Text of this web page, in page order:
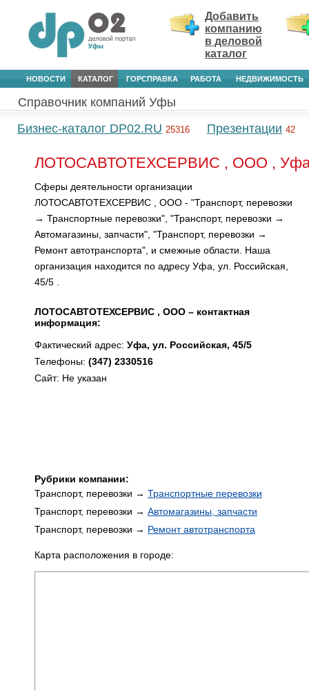
Добавить
компанию
в деловой
каталог
НОВОСТИ КАТАЛОГ ГОРСПРАВКА РАБОТА НЕДВИЖИМОСТЬ
Справочник компаний Уфы
Бизнес-каталог DP02.RU 25316 Презентации 42
ЛОТОСАВТОТЕХСЕРВИС , ООО ,
Сферы деятельности организации
ЛОТОСАВТОТЕХСЕРВИС , ООО - "Транспорт, перевозки
→ Транспортные перевозки", "Транспорт, перевозки →
Автомагазины, запчасти", "Транспорт, перевозки →
Ремонт автотранспорта", и смежные области. Наша
организация находится по адресу Уфа, ул. Российская,
45/5 .
ЛОТОСАВТОТЕХСЕРВИС , ООО – контактная
информация:
Фактический адрес: Уфа, ул. Российская, 45/5
Телефоны: (347) 2330516
Сайт: Не указан
Рубрики компании:
Транспорт, перевозки → Транспортные перевозки
Транспорт, перевозки → Автомагазины, запчасти
Транспорт, перевозки → Ремонт автотранспорта
Карта расположения в городе: